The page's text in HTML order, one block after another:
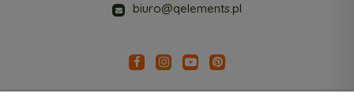
biuro@qelements.pl